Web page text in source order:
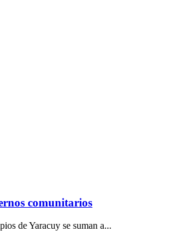
comunitarios
de Yaracuy se suman a...